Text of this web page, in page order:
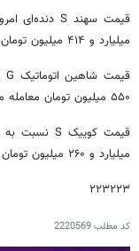
میلیارد و ۴۱۴ میلیون تومان قرار گرفت.
۵۵۰ میلیون تومان معامله می‌شود.
میلیارد و ۲۶۰ میلیون تومان به فروش می‌رسد.
۲۲۳۲۲۳
کد مطلب2220569